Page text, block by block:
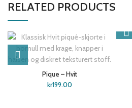
RELATED PRODUCTS
Pique – Hvit
kr199.00